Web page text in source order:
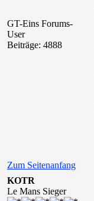
GT-Eins Forums-
User
Beiträge: 4888
Zum Seitenanfang
KOTR
Le Mans Sieger